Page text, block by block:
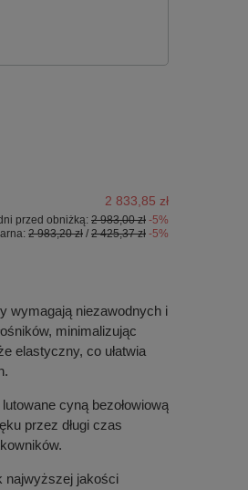
2 833,85 zł
przed obniżką: 2 983,00 zł -5%
2 983,20 zł / 2 425,37 zł -5%
wymagają niezawodnych i
minimalizując
elastyczny, co ułatwia
cyną bezołowiową
przez długi czas
najwyższej jakości